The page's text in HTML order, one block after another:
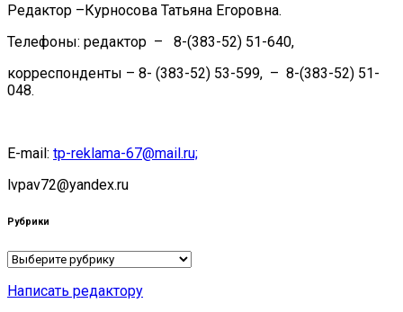
Редактор –Курносова Татьяна Егоровна.
Телефоны: редактор – 8-(383-52) 51-640,
корреспонденты – 8- (383-52) 53-599, – 8-(383-52) 51-
048.
E-mail: tp-reklama-67@mail.ru;
lvpav72@yandex.ru
Рубрики
Рубрики
Написать редактору